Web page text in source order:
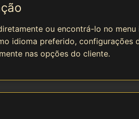
ou encontrá-lo no
idioma preferido, configurações
nas opções do cliente.